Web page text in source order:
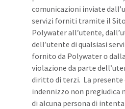
comunicazioni inviate
servizi forniti tramite il
Polywater all’utente,
dell’utente di qualsiasi
fornito da Polywater o
violazione da parte
diritto di terzi. La presente
indennizzo non pregiudica
di alcuna persona di